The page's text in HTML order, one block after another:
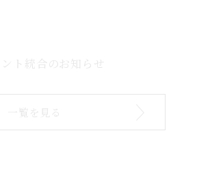
ト統合のお知らせ
一覧を見る